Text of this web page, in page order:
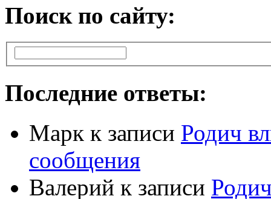
Поиск по сайту:
Последние ответы:
Марк к записи Родич
сообщения
Валерий к записи